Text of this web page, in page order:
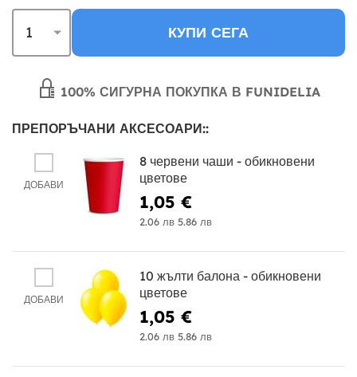
КУПИ СЕГА
100% СИГУРНА ПОКУПКА В FUNIDELIA
ПРЕПОРЪЧАНИ АКСЕСОАРИ::
ДОБАВИ
8 червени чаши - обикновени
цветове
1,05 €
2.06 лв 5.86 лв
ДОБАВИ
10 жълти балона - обикновени
цветове
1,05 €
2.06 лв 5.86 лв